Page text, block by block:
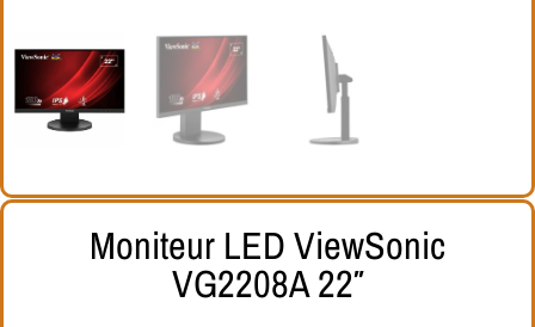
Moniteur LED ViewSonic
VG2208A 22″